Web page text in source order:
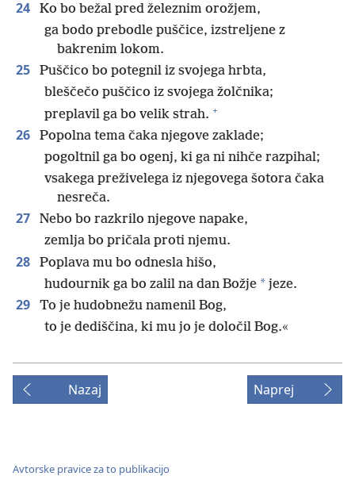
24
Ko bo bežal pred železnim orožjem,
ga bodo prebodle puščice, izstreljene z
bakrenim lokom.
25
Puščico bo potegnil iz svojega hrbta,
bleščečo puščico iz svojega žolčnika;
preplavil ga bo velik strah. +
26
Popolna tema čaka njegove zaklade;
pogoltnil ga bo ogenj, ki ga ni nihče razpihal;
vsakega preživelega iz njegovega šotora čaka
nesreča.
27
Nebo bo razkrilo njegove napake,
zemlja bo pričala proti njemu.
28
Poplava mu bo odnesla hišo,
hudournik ga bo zalil na dan Božje * jeze.
29
To je hudobnežu namenil Bog,
to je dediščina, ki mu jo je določil Bog.«
Nazaj Naprej
Avtorske pravice za to publikacijo